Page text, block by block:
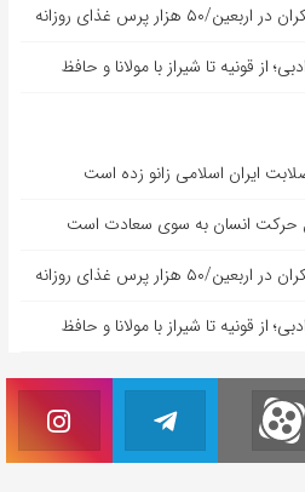
پرس غذای روزانه
از قونیه تا شیراز با مولانا و حافظ
ایران اسلامی زانو زده است
حرکت انسان به سوی سعادت است
پرس غذای روزانه
از قونیه تا شیراز با مولانا و حافظ